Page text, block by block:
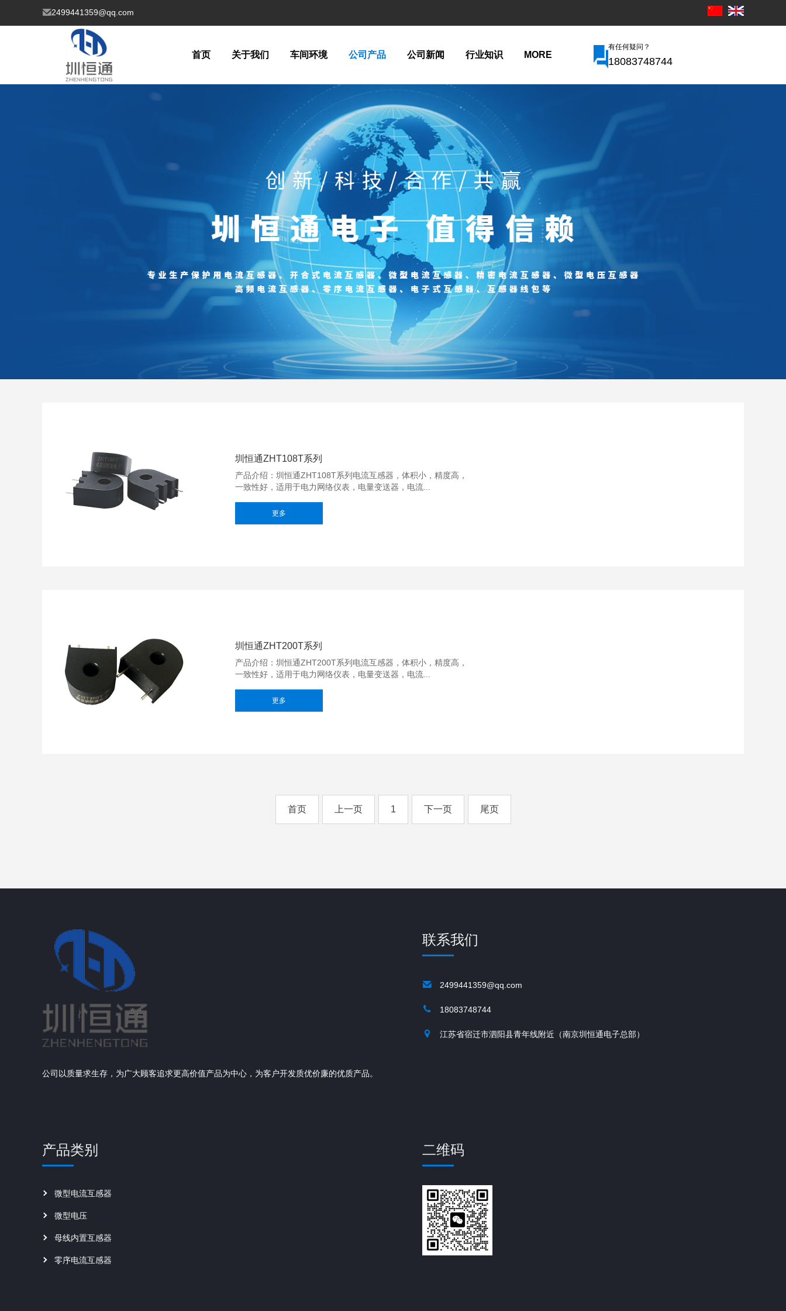
2499441359@qq.com
首页 关于我们 车间环境 公司产品 公司新闻 行业知识 MORE
有任何疑问？
18083748744
更多
圳恒通ZHT108T系列
产品介绍：圳恒通ZHT108T系列电流互感器，体积小，精度高，
一致性好，适用于电力网络仪表，电量变送器，电流...
更多
圳恒通ZHT200T系列
产品介绍：圳恒通ZHT200T系列电流互感器，体积小，精度高，
一致性好，适用于电力网络仪表，电量变送器，电流...
首页 上一页 1 下一页 尾页
公司以质量求生存，为广大顾客追求更高价值产品为中心，为客户开发质优价廉的优质产品。
联系我们
2499441359@qq.com
18083748744
江苏省宿迁市泗阳县青年线附近（南京圳恒通电子总部）
产品类别
微型电流互感器
微型电压
母线内置互感器
零序电流互感器
二维码